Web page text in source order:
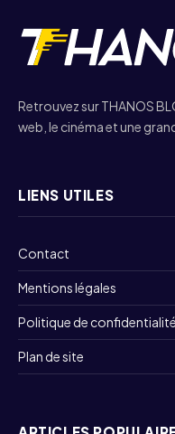
Retrouvez sur THANOS
web, le cinéma et une
LIENS UTILES
Contact
Mentions légales
Politique de confidentialité
Plan de site